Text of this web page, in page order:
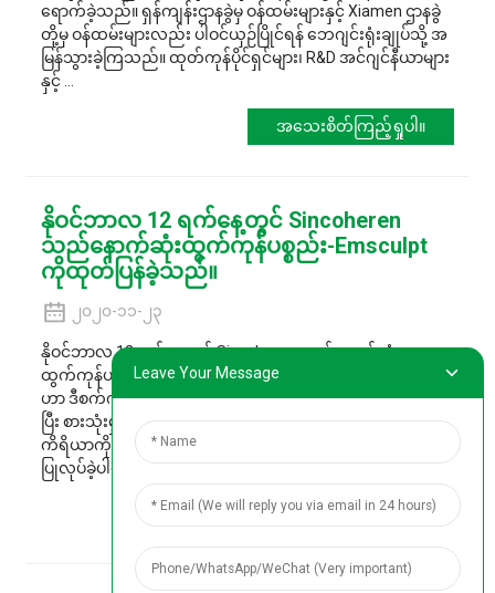
ရောက်ခဲ့သည်။ ရှန်ကျန်းဌာနခွဲမှ ဝန်ထမ်းများနှင့် Xiamen ဌာနခွဲ
တို့မှ ဝန်ထမ်းများလည်း ပါဝင်ယှဉ်ပြိုင်ရန် ဘေဂျင်းရုံးချုပ်သို့ အ
မြန်သွားခဲ့ကြသည်။ ထုတ်ကုန်ပိုင်ရှင်များ၊ R&D အင်ဂျင်နီယာများ
နှင့် ...
အသေးစိတ်ကြည့်ရှုပါ။
နိုဝင်ဘာလ 12 ရက်နေ့တွင် Sincoheren
သည်နောက်ဆုံးထွက်ကုန်ပစ္စည်း-Emsculpt
ကိုထုတ်ပြန်ခဲ့သည်။
၂၀၂၀-၁၁-၂၃
နိုဝင်ဘာလ 12 ရက်နေ့တွင် Sincoheren သည်နောက်ဆုံး
ထွက်ကုန်ပစ္စည်း-Emsculpt ကိုထုတ်ပြန်ခဲ့သည်။ ဒီစက်ကုမ္ပဏီ
ဟာ ဒီစက်ကို နှစ်နှစ်ကြာ သုတေသနလုပ်ပြီး တီထွင်ထုတ်လုပ်ခဲ့
ပြီး စားသုံးမှုနဲ့ လိုက်လျောညီထွေဖြစ်တဲ့ အလှအပဆိုင်ရာ
ကိရိယာကို တီထွင်ဖို့ ဆေးခန်းပေါင်း ထောင်ချီပြီး စမ်းသပ်မှုတွေ
ပြုလုပ်ခဲ့ပါတယ်။
အသေးစိတ်ကြည့်ရှုပါ။
Leave Your Message